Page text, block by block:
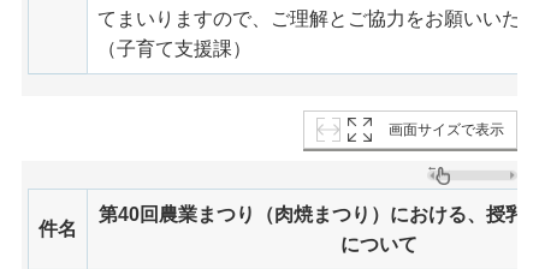
てまいりますので、ご理解とご協力をお願いいた
（子育て支援課）
画面サイズで表示
件名
第40回農業まつり（肉焼まつり）における、授乳
について